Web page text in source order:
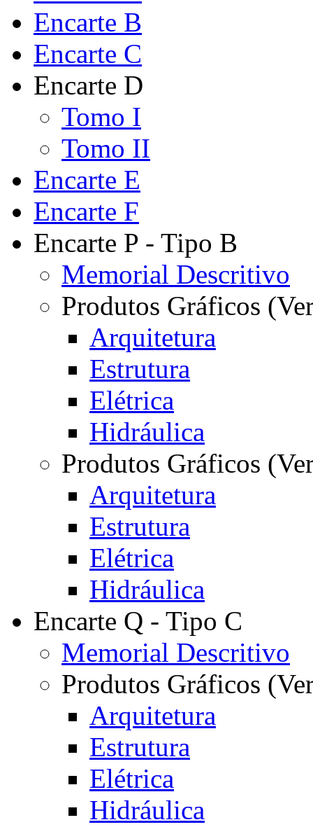
Encarte B
Encarte C
Encarte D
Tomo I
Tomo II
Encarte E
Encarte F
Encarte P - Tipo B
Memorial Descritivo
Produtos Gráficos
Arquitetura
Estrutura
Elétrica
Hidráulica
Produtos Gráficos
Arquitetura
Estrutura
Elétrica
Hidráulica
Encarte Q - Tipo C
Memorial Descritivo
Produtos Gráficos
Arquitetura
Estrutura
Elétrica
Hidráulica